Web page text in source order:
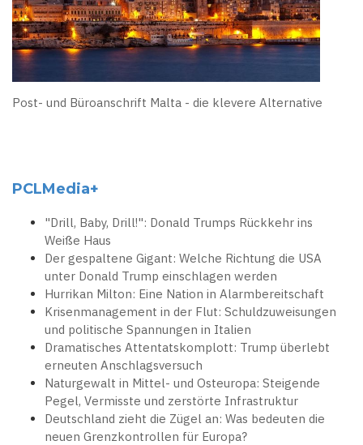
Post- und Büroanschrift Malta - die klevere Alternative
PCLMedia+
"Drill, Baby, Drill!": Donald Trumps Rückkehr ins
Weiße Haus
Der gespaltene Gigant: Welche Richtung die USA
unter Donald Trump einschlagen werden
Hurrikan Milton: Eine Nation in Alarmbereitschaft
Krisenmanagement in der Flut: Schuldzuweisungen
und politische Spannungen in Italien
Dramatisches Attentatskomplott: Trump überlebt
erneuten Anschlagsversuch
Naturgewalt in Mittel- und Osteuropa: Steigende
Pegel, Vermisste und zerstörte Infrastruktur
Deutschland zieht die Zügel an: Was bedeuten die
neuen Grenzkontrollen für Europa?